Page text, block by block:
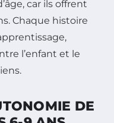
car ils offrent
Chaque histoire
l’enfant et le
DE